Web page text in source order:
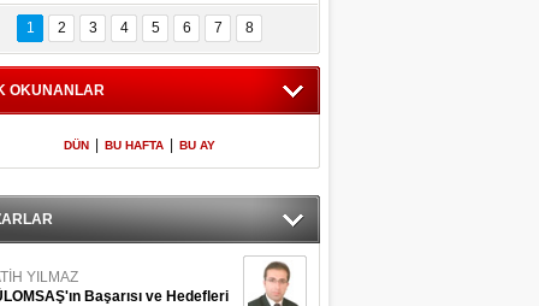
İstanbul
Adaları
600 milletvekilinin
listesi
1 2 3 4 5 6 7 8
OKUNANLAR
DÜN BU HAFTA BU AY
YILMAZ
Başarısı ve Hedefleri